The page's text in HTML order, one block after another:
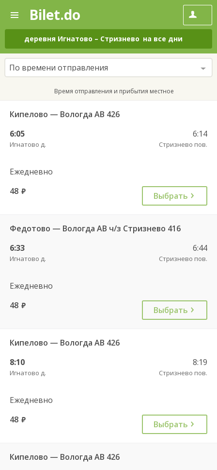
—
Поиск
и
покупка
билетов
на
автобус
онлайн
Bilet.do
деревня Игнатово – Стризнево на все дни
По времени отправления
Время отправления и прибытия местное
Кипелово — Вологда АВ 426
6:05
Игнатово д.
6:14
Стризнево пов.
Ежедневно
48 руб. Выбрать
Федотово — Вологда АВ ч/з Стризнево 416
6:33
Игнатово д.
6:44
Стризнево пов.
Ежедневно
48 руб. Выбрать
Кипелово — Вологда АВ 426
8:10
Игнатово д.
8:19
Стризнево пов.
Ежедневно
48 руб. Выбрать
Кипелово — Вологда АВ 426